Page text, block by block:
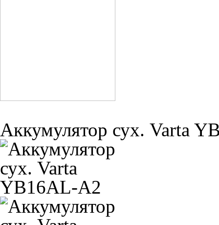
Аккумулятор сух. Varta